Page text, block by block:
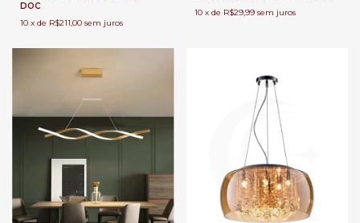
DOC
10 x de R$211,00 sem juros
10 x de R$29,99 sem juros